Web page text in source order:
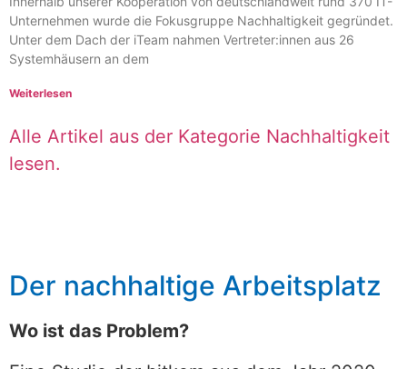
Unternehmen wurde die Fokusgruppe Nachhaltigkeit gegründet.
Unter dem Dach der iTeam nahmen Vertreter:innen aus 26
Systemhäusern an dem
Weiterlesen
Alle Artikel aus der Kategorie Nachhaltigkeit
lesen.
Der nachhaltige Arbeitsplatz
Wo ist das Problem?